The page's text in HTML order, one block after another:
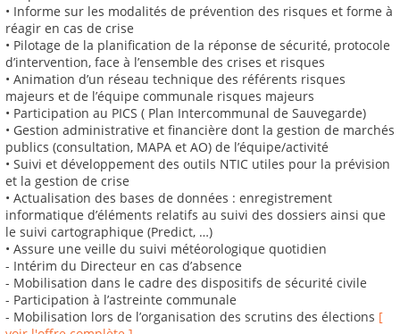
• Informe sur les modalités de prévention des risques et forme à
réagir en cas de crise
• Pilotage de la planification de la réponse de sécurité, protocole
d’intervention, face à l’ensemble des crises et risques
• Animation d’un réseau technique des référents risques
majeurs et de l’équipe communale risques majeurs
• Participation au PICS ( Plan Intercommunal de Sauvegarde)
• Gestion administrative et financière dont la gestion de marchés
publics (consultation, MAPA et AO) de l’équipe/activité
• Suivi et développement des outils NTIC utiles pour la prévision
et la gestion de crise
• Actualisation des bases de données : enregistrement
informatique d’éléments relatifs au suivi des dossiers ainsi que
le suivi cartographique (Predict, …)
• Assure une veille du suivi météorologique quotidien
- Intérim du Directeur en cas d’absence
- Mobilisation dans le cadre des dispositifs de sécurité civile
- Participation à l’astreinte communale
- Mobilisation lors de l’organisation des scrutins des élections [